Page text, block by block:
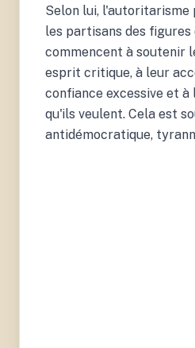
Selon lui, l'autoritarisme
les partisans des
commencent à soutenir
esprit critique, à leur
confiance excessive et
qu'ils veulent. Cela est
antidémocratique,